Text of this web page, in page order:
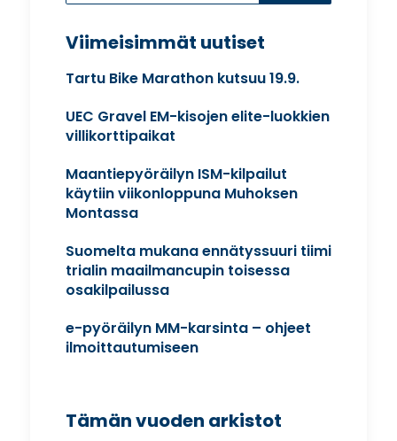
Viimeisimmät uutiset
Tartu Bike Marathon kutsuu 19.9.
UEC Gravel EM-kisojen elite-luokkien
villikorttipaikat
Maantiepyöräilyn ISM-kilpailut
käytiin viikonloppuna Muhoksen
Montassa
Suomelta mukana ennätyssuuri tiimi
trialin maailmancupin toisessa
osakilpailussa
e-pyöräilyn MM-karsinta – ohjeet
ilmoittautumiseen
Tämän vuoden arkistot